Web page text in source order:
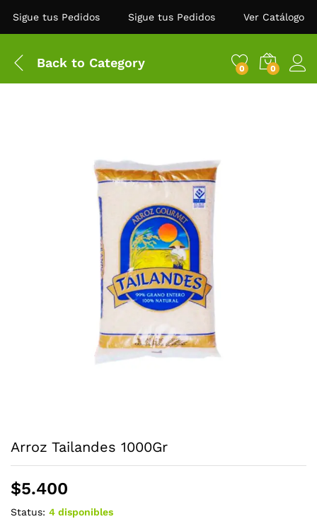
Sigue tus Pedidos Sigue tus Pedidos Ver Catálogo
Back to Category 0 0
Arroz Tailandes 1000Gr
$5.400
Status: 4 disponibles